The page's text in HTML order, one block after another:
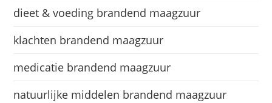
dieet & voeding brandend maagzuur
klachten brandend maagzuur
medicatie brandend maagzuur
natuurlijke middelen brandend maagzuur